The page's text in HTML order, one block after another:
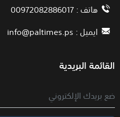
هاتف : 00972082886017
ايميل :info@paltimes.ps
القائمة البريدية